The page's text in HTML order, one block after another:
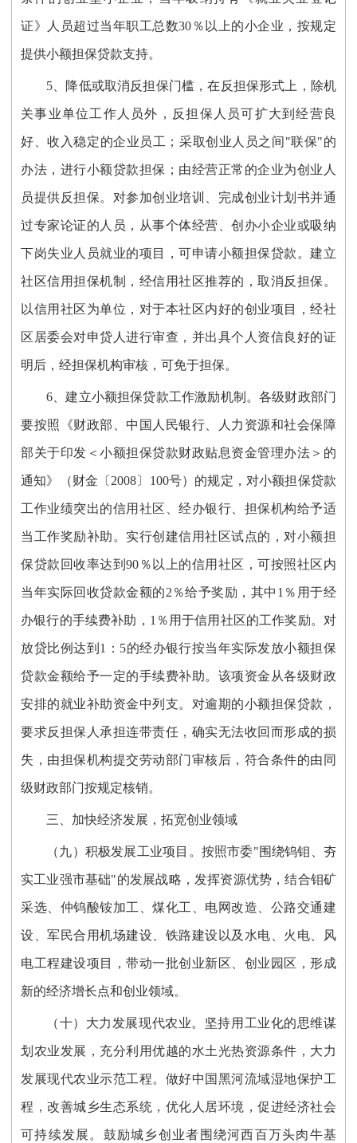
证》人员超过当年职工总数30％以上的小企业，按规定
提供小额担保贷款支持。
5、降低或取消反担保门槛，在反担保形式上，除机
关事业单位工作人员外，反担保人员可扩大到经营良
好、收入稳定的企业员工；采取创业人员之间"联保"的
办法，进行小额贷款担保；由经营正常的企业为创业人
员提供反担保。对参加创业培训、完成创业计划书并通
过专家论证的人员，从事个体经营、创办小企业或吸纳
下岗失业人员就业的项目，可申请小额担保贷款。建立
社区信用担保机制，经信用社区推荐的，取消反担保。
以信用社区为单位，对于本社区内好的创业项目，经社
区居委会对申贷人进行审查，并出具个人资信良好的证
明后，经担保机构审核，可免于担保。
6、建立小额担保贷款工作激励机制。各级财政部门
要按照《财政部、中国人民银行、人力资源和社会保障
部关于印发＜小额担保贷款财政贴息资金管理办法＞的
通知》（财金〔2008〕100号）的规定，对小额担保贷款
工作业绩突出的信用社区、经办银行、担保机构给予适
当工作奖励补助。实行创建信用社区试点的，对小额担
保贷款回收率达到90％以上的信用社区，可按照社区内
当年实际回收贷款金额的2％给予奖励，其中1％用于经
办银行的手续费补助，1％用于信用社区的工作奖励。对
放贷比例达到1：5的经办银行按当年实际发放小额担保
贷款金额给予一定的手续费补助。该项资金从各级财政
安排的就业补助资金中列支。对逾期的小额担保贷款，
要求反担保人承担连带责任，确实无法收回而形成的损
失，由担保机构提交劳动部门审核后，符合条件的由同
级财政部门按规定核销。
三、加快经济发展，拓宽创业领域
（九）积极发展工业项目。按照市委"围绕钨钼、夯
实工业强市基础"的发展战略，发挥资源优势，结合钼矿
采选、仲钨酸铵加工、煤化工、电网改造、公路交通建
设、军民合用机场建设、铁路建设以及水电、火电、风
电工程建设项目，带动一批创业新区、创业园区，形成
新的经济增长点和创业领域。
（十）大力发展现代农业。坚持用工业化的思维谋
划农业发展，充分利用优越的水土光热资源条件，大力
发展现代农业示范工程。做好中国黑河流域湿地保护工
程，改善城乡生态系统，优化人居环境，促进经济社会
可持续发展。鼓励城乡创业者围绕河西百万头肉牛基